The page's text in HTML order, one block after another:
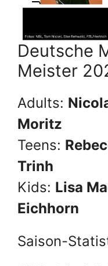
Deutsche
Meister
Adults:
Moritz
Teens:
Trinh
Kids: Lisa
Eichhorn
Saison-